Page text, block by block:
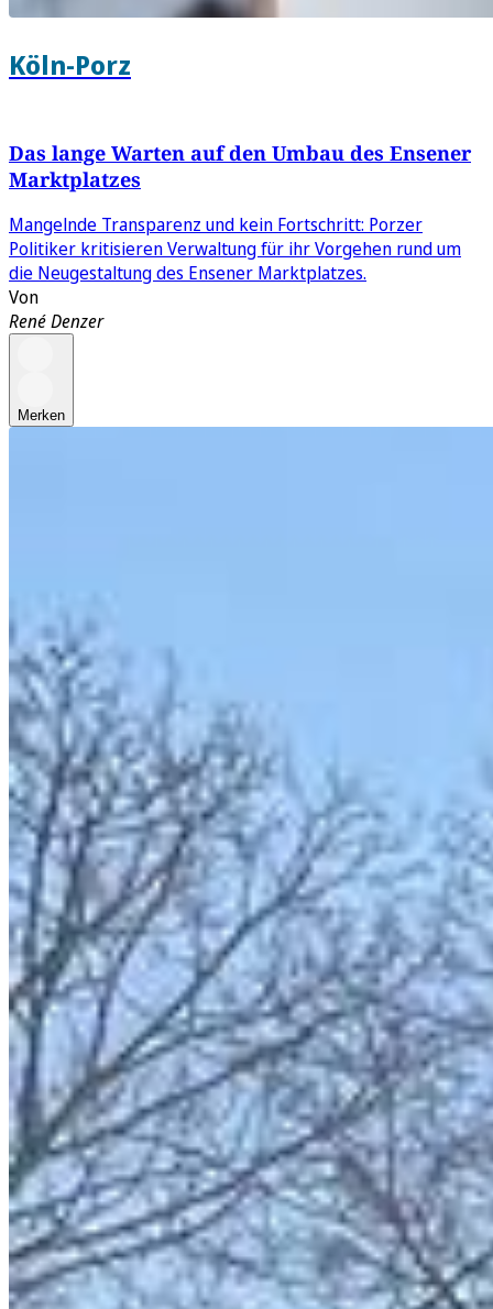
Köln-Porz
Das lange Warten auf den Umbau des Ensener
Marktplatzes
Mangelnde Transparenz und kein Fortschritt: Porzer
Politiker kritisieren Verwaltung für ihr Vorgehen rund um
die Neugestaltung des Ensener Marktplatzes.
Von
René Denzer
Merken